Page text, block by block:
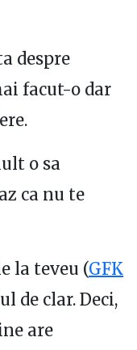
despre
facut-o dar
o sa
ca nu te
la teveu (GFK
de clar. Deci,
are